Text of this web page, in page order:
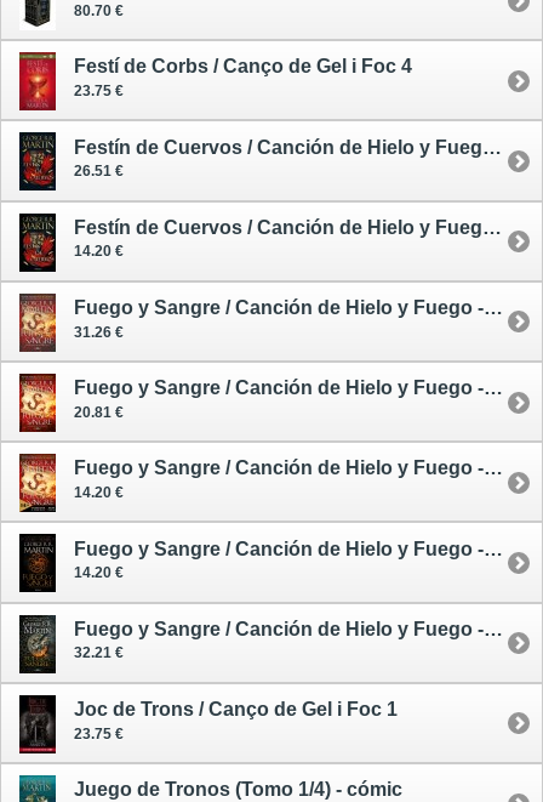
80.70 €
Festí de Corbs / Canço de Gel i Foc 4
23.75 €
Festín de Cuervos / Canción de Hielo y Fuego 4 - tapa dura
26.51 €
Festín de Cuervos / Canción de Hielo y Fuego 4 - tapa blanda - edición limitada
14.20 €
Fuego y Sangre / Canción de Hielo y Fuego - tapa dura
31.26 €
Fuego y Sangre / Canción de Hielo y Fuego - rústica
20.81 €
Fuego y Sangre / Canción de Hielo y Fuego - tapa blanda
14.20 €
Fuego y Sangre / Canción de Hielo y Fuego - tapa blanda - portada HBO
14.20 €
Fuego y Sangre / Canción de Hielo y Fuego - edición limitada
32.21 €
Joc de Trons / Canço de Gel i Foc 1
23.75 €
Juego de Tronos (Tomo 1/4) - cómic